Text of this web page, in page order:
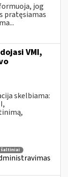
jog
pratęsiamas
VMI,
skelbiama: